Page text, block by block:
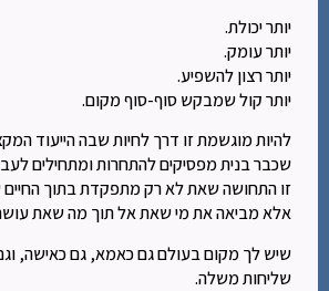
יותר יכולת.
יותר עומק.
יותר רצון להשפיע.
יותר קול שמבקש סוף-סוף מקום.
להיות מוגשמת זו דרך לחיות שבה הייעוד
שכבר בנית מפסיקים להתחרות ומתחילים
זו התחושה שאת לא רק מתפקדת בתוך
אלא מביאה את מי שאת אל תוך מה שאת
שיש לך מקום בעולם גם כאמא, גם כאישה,
שליחות משלה.